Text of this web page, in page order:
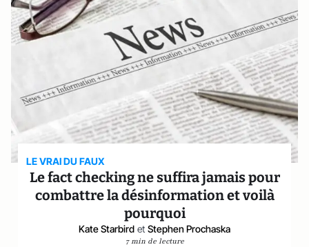
LE VRAI DU FAUX
Le fact checking ne suffira jamais pour
combattre la désinformation et voilà
pourquoi
Kate Starbird et Stephen Prochaska
7 min de lecture